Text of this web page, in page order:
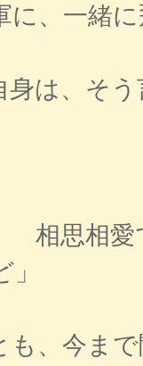
に、一緒
身は、そ
相思相
、今まで